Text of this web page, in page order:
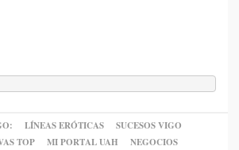
LÍNEAS ERÓTICAS
SUCESOS VIGO
TOP
MI PORTAL UAH NEGOCIOS